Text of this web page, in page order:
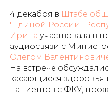
4 декабря в Штабе
"Единой России"
Ирина участвовала в
аудиосвязи с
Олегом
На встрече
касающиеся здоровья
пациентов с ФКУ,